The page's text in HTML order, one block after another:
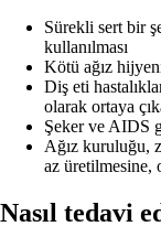
Sürekli sert bir
kullanılması
Kötü ağız
Diş eti
olarak ortaya
Şeker ve AIDS
Ağız kuruluğu,
az üretilmesine,
Nasıl tedavi